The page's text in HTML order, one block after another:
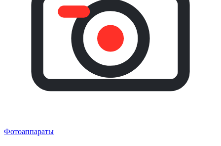
Фотоаппараты